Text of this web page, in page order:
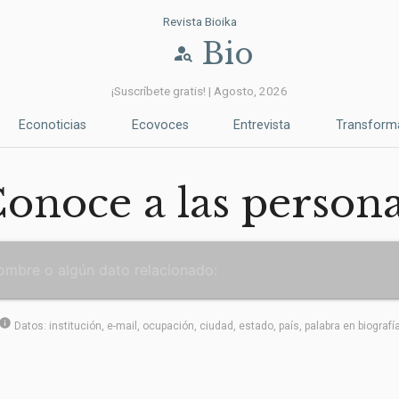
Revista Bioika
person_search Bio
¡Suscríbete gratis! | Agosto, 2026
Econoticias Ecovoces Entrevista
a las
info Datos: institución, e-mail, ocupación, ciudad, estado, país, palabra en